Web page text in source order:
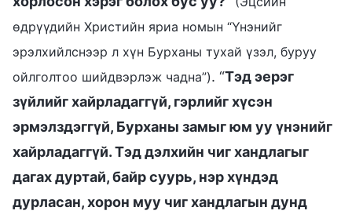
өдрүүдийн Христийн яриа номын “Үнэнийг
эрэлхийлснээр л хүн Бурханы тухай үзэл, буруу
ойлголтоо шийдвэрлэж чадна”). “Тэд эерэг
зүйлийг хайрладаггүй, гэрлийг хүсэн
эрмэлздэггүй, Бурханы замыг юм уу үнэнийг
хайрладаггүй. Тэд дэлхийн чиг хандлагыг
дагах дуртай, байр суурь, нэр хүндэд
дурласан, хорон муу чиг хандлагын дунд